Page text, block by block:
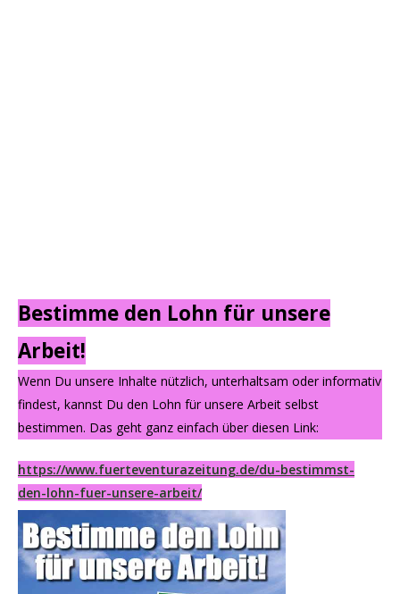
Bestimme den Lohn für unsere
Arbeit!
Wenn Du unsere Inhalte nützlich, unterhaltsam oder informativ
findest, kannst Du den Lohn für unsere Arbeit selbst
bestimmen. Das geht ganz einfach über diesen Link:
https://www.fuerteventurazeitung.de/du-bestimmst-
den-lohn-fuer-unsere-arbeit/